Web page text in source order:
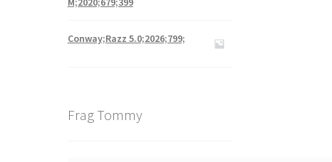
Conway;Razz 5.0;2026;799;
Frag Tommy